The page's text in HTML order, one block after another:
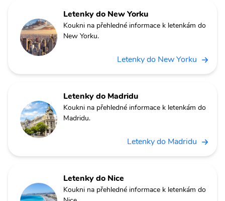
Letenky do New Yorku
Koukni na přehledné informace k letenkám do
New Yorku.
Letenky do New Yorku
Letenky do Madridu
Koukni na přehledné informace k letenkám do
Madridu.
Letenky do Madridu
Letenky do Nice
Koukni na přehledné informace k letenkám do